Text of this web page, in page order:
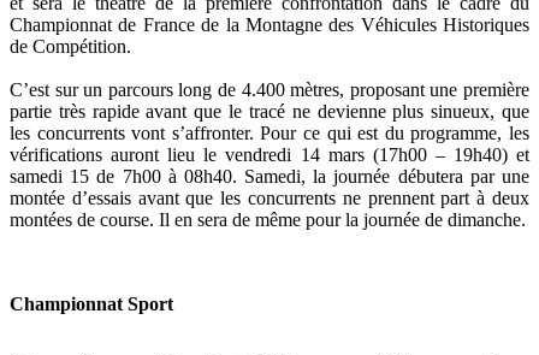
Championnat de France de la Montagne des Véhicules Historiques
de Compétition.
C’est sur un parcours long de 4.400 mètres, proposant une première
partie très rapide avant que le tracé ne devienne plus sinueux, que
les concurrents vont s’affronter. Pour ce qui est du programme, les
vérifications auront lieu le vendredi 14 mars (17h00 – 19h40) et
samedi 15 de 7h00 à 08h40. Samedi, la journée débutera par une
montée d’essais avant que les concurrents ne prennent part à deux
montées de course. Il en sera de même pour la journée de dimanche.
Championnat Sport